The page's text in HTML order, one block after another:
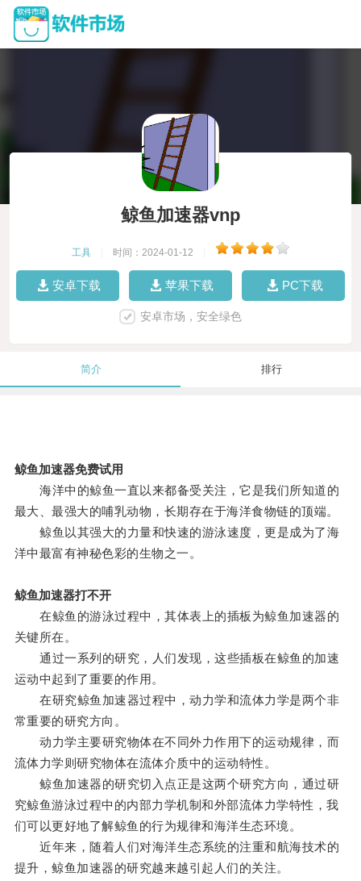
鲸鱼加速器vnp
工具 时间：2024-01-12
安卓下载 苹果下载 PC下载
安卓市场，安全绿色
简介 排行
鲸鱼加速器免费试用
海洋中的鲸鱼一直以来都备受关注，它是我们所知道的
最大、最强大的哺乳动物，长期存在于海洋食物链的顶端。
鲸鱼以其强大的力量和快速的游泳速度，更是成为了海
洋中最富有神秘色彩的生物之一。
鲸鱼加速器打不开
在鲸鱼的游泳过程中，其体表上的插板为鲸鱼加速器的
关键所在。
通过一系列的研究，人们发现，这些插板在鲸鱼的加速
运动中起到了重要的作用。
在研究鲸鱼加速器过程中，动力学和流体力学是两个非
常重要的研究方向。
动力学主要研究物体在不同外力作用下的运动规律，而
流体力学则研究物体在流体介质中的运动特性。
鲸鱼加速器的研究切入点正是这两个研究方向，通过研
究鲸鱼游泳过程中的内部力学机制和外部流体力学特性，我
们可以更好地了解鲸鱼的行为规律和海洋生态环境。
近年来，随着人们对海洋生态系统的注重和航海技术的
提升，鲸鱼加速器的研究越来越引起人们的关注。